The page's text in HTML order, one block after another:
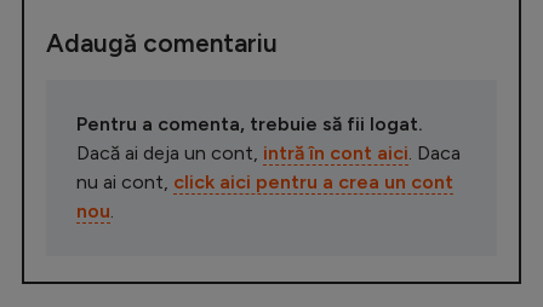
Adaugă comentariu
Pentru a comenta, trebuie să fii logat.
Dacă ai deja un cont, intră în cont aici . Daca
nu ai cont, click aici pentru a crea un cont
nou